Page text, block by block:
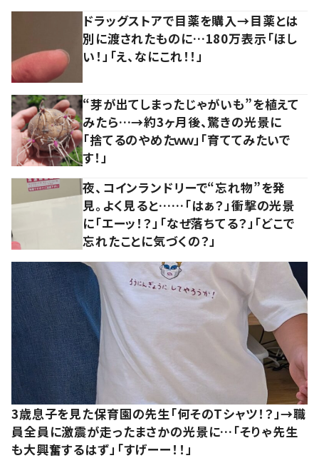
ドラッグストアで目薬を購入→目薬とは
別に渡されたものに…180万表示「ほし
い！」「え、なにこれ！！」
“芽が出てしまったじゃがいも”を植えて
みたら…→約3ヶ月後、驚きの光景に
「捨てるのやめたｗｗ」「育ててみたいで
す！」
夜、コインランドリーで“忘れ物”を発
見。よく見ると……「はぁ？」衝撃の光景
に「エーッ！？」「なぜ落ちてる？」「どこで
忘れたことに気づくの？」
3歳息子を見た保育園の先生「何そのTシャツ！？」→職
員全員に激震が走ったまさかの光景に…「そりゃ先生
も大興奮するはず」「すげーー！！」